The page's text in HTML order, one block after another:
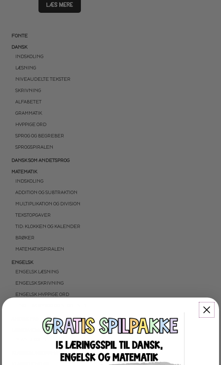
FONTE
DANSK
INDSKOLING
LÆSNING
NIVEAUDELTE TEKSTER
SKRIVNING
ALFABETET
GRAMMATIK
HYPPIGE ORD
SPROG OG BEGREBER
SPROGSPIRALEN
DANSK SOM ANDETSPROG
MATEMATIK
INDSKOLING
ADDITION OG SUBTRAKTION
MULTIPLIKATION OG DIVISION
TEKSTOPGAVER
TID: KLOKKEN OG KALENDER
BRØKER
MATEMATIKSPIRALEN
ENGELSK
ENGELSK LÆSNING
ENGELSK SKRIVNING
ENGELSK HYPPIGE ORD
LÆRERVERKTØJ
KLASSERUMSOPPHÆNG
LÆS MERE